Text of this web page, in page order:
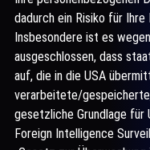
dadurch ein Risiko für
Insbesondere ist es
ausgeschlossen, dass
auf, die in die USA
verarbeitete/
gesetzliche Grundlage
Foreign Intelligence